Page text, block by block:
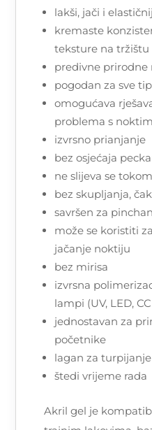
lakši, jači i
kremaste
teksture na tržištu
predivne prirodne
pogodan za sve
omogućava
problema s
izvrsno prianjanje
bez osjećaja
ne slijeva se
bez skupljanja,
savršen za
može se koristiti
jačanje noktiju
bez mirisa
izvrsna
lampi (UV, LED,
jednostavan za
početnike
lagan za turpijanje
štedi vrijeme rada
Akril gel je